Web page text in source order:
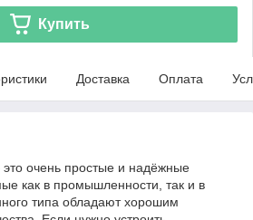
Купить
Доставка Оплата
очень простые и надёжные
как в промышленности, так и в
типа обладают хорошим